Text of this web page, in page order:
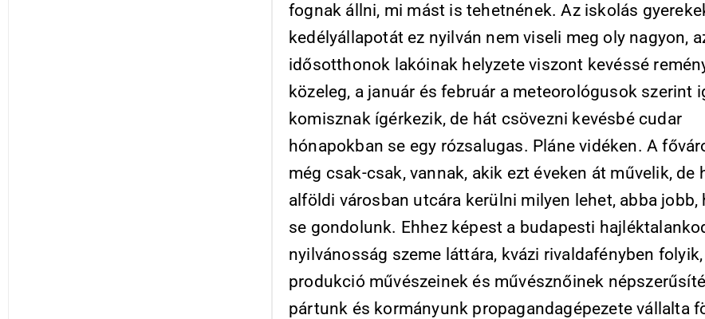
fognak állni, mi mást is tehetnének. Az iskolás
kedélyállapotát ez nyilván nem viseli meg oly nagyon,
idősotthonok lakóinak helyzete viszont kevéssé
közeleg, a január és február a meteorológusok szerint
komisznak ígérkezik, de hát csövezni kevésbé cudar
hónapokban se egy rózsalugas. Pláne vidéken. A
még csak-csak, vannak, akik ezt éveken át művelik, de
alföldi városban utcára kerülni milyen lehet, abba jobb,
se gondolunk. Ehhez képest a budapesti
nyilvánosság szeme láttára, kvázi rivaldafényben folyik,
produkció művészeinek és művésznőinek
pártunk és kormányunk propagandagépezete vállalta